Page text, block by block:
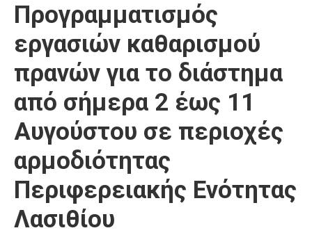
Προγραμματισμός
εργασιών καθαρισμού
πρανών για το διάστημα
από σήμερα 2 έως 11
Αυγούστου σε περιοχές
αρμοδιότητας
Περιφερειακής Ενότητας
Λασιθίου